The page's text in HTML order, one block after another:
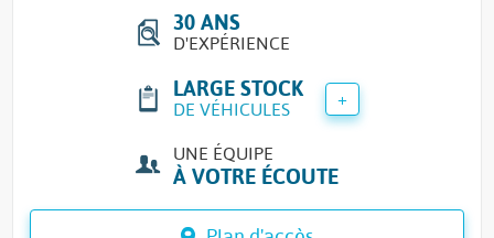
30 ANS
D'EXPÉRIENCE
LARGE STOCK
DE VÉHICULES
+
UNE ÉQUIPE
À VOTRE ÉCOUTE